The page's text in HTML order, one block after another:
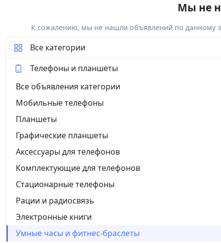
Мы не
К сожалению, мы не нашли объявлений по данному
Все категории
Телефоны и планшеты
Все объявления категории
Мобильные телефоны
Планшеты
Графические планшеты
Аксессуары для телефонов
Комплектующие для телефонов
Стационарные телефоны
Рации и радиосвязь
Электронные книги
Умные часы и фитнес-браслеты